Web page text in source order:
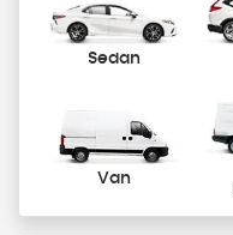
Sedan
Van